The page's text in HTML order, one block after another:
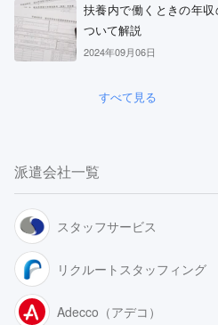
扶養内で働くときの年
ついて解説
2024年09月06日
すべて見る
派遣会社一覧
スタッフサービス
リクルートスタッフィング
Adecco（アデコ）